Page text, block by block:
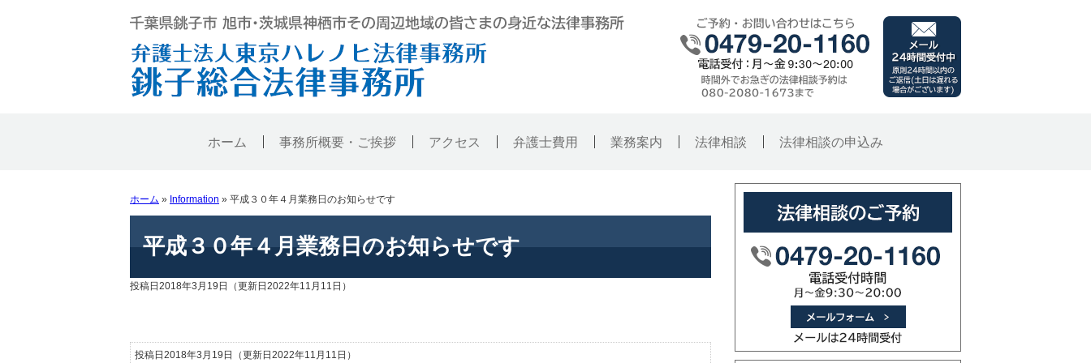
弁護士法人東京ハレノヒ法律事務所・銚子総合法律事務所
ホーム 事務所概要・ご挨拶 アクセス 弁護士費用 業務案内 法律相談 法律相談の申込み
ホーム » Information » 平成３０年４月業務日のお知らせです
平成３０年４月業務日のお知らせです
投稿日2018年3月19日 （更新日2022年11月11日）
投稿日2018年3月19日 （更新日2022年11月11日）